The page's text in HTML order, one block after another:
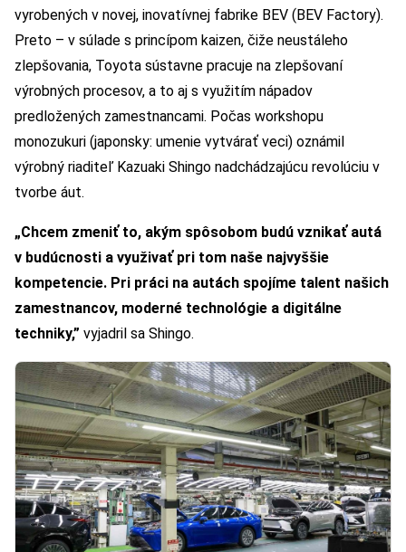
vyrobených v novej, inovatívnej fabrike BEV (BEV Factory).
Preto – v súlade s princípom kaizen, čiže neustáleho
zlepšovania, Toyota sústavne pracuje na zlepšovaní
výrobných procesov, a to aj s využitím nápadov
predložených zamestnancami. Počas workshopu
monozukuri (japonsky: umenie vytvárať veci) oznámil
výrobný riaditeľ Kazuaki Shingo nadchádzajúcu revolúciu v
tvorbe áut.
„Chcem zmeniť to, akým spôsobom budú vznikať autá
v budúcnosti a využivať pri tom naše najvyššie
kompetencie. Pri práci na autách spojíme talent našich
zamestnancov, moderné technológie a digitálne
techniky,” vyjadril sa Shingo.